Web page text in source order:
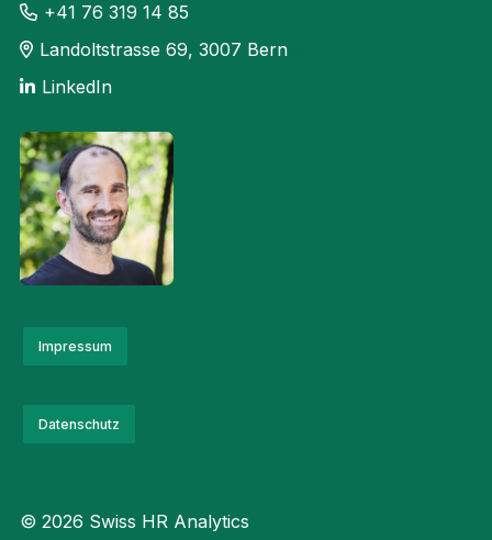
+41 76 319 14 85
Landoltstrasse 69, 3007 Bern
LinkedIn
Impressum
Datenschutz
© 2026 Swiss HR Analytics